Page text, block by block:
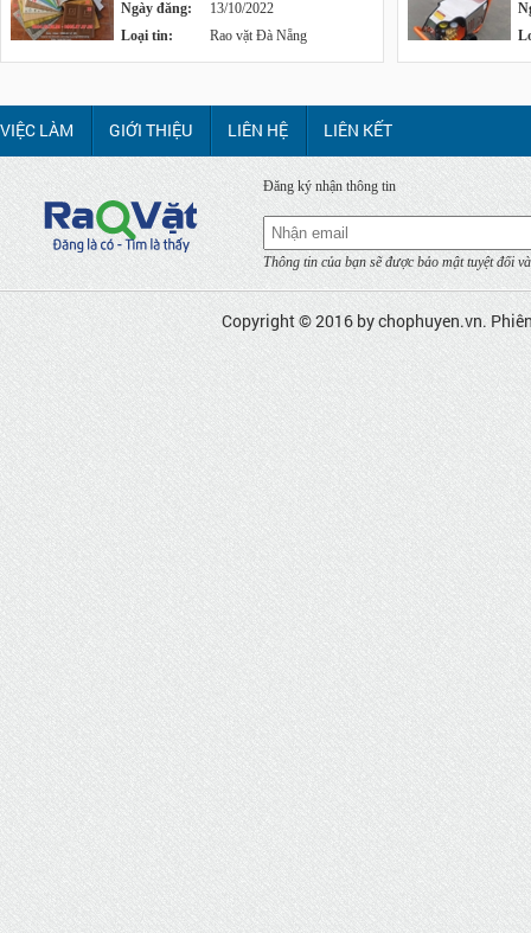
Ngày đăng:
13/10/2022
Loại tin:
Rao vặt Đà Nẵng
VIỆC LÀM GIỚI THIỆU LIÊN HỆ LIÊN KẾT
Đăng ký nhận thông tin
Thông tin của bạn sẽ được bảo mật tuyệt đối
Copyright © 2016 bychophuyen.vn.